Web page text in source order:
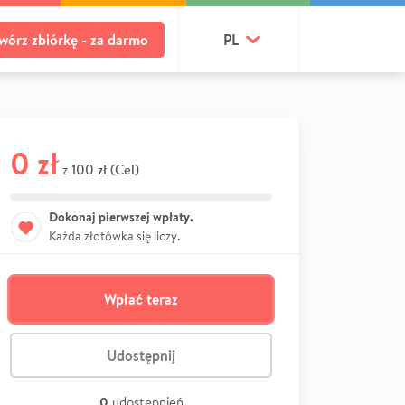
zbiórkę - za darmo PL
0 zł z 100 zł (Cel)
Dokonaj pierwszej wpłaty.
Każda złotówka się liczy.
Wpłać teraz
Udostępnij